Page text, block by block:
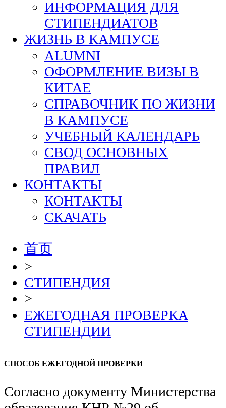
ИНФОРМАЦИЯ ДЛЯ
СТИПЕНДИАТОВ
ЖИЗНЬ В КАМПУСЕ
ALUMNI
ОФОРМЛЕНИЕ ВИЗЫ В
КИТАЕ
СПРАВОЧНИК ПО ЖИЗНИ
В КАМПУСЕ
УЧЕБНЫЙ КАЛЕНДАРЬ
СВОД ОСНОВНЫХ
ПРАВИЛ
КОНТАКТЫ
КОНТАКТЫ
СКАЧАТЬ
首页
>
СТИПЕНДИЯ
>
ЕЖЕГОДНАЯ ПРОВЕРКА
СТИПЕНДИИ
СПОСОБ ЕЖЕГОДНОЙ ПРОВЕРКИ
Согласно документу Министерства